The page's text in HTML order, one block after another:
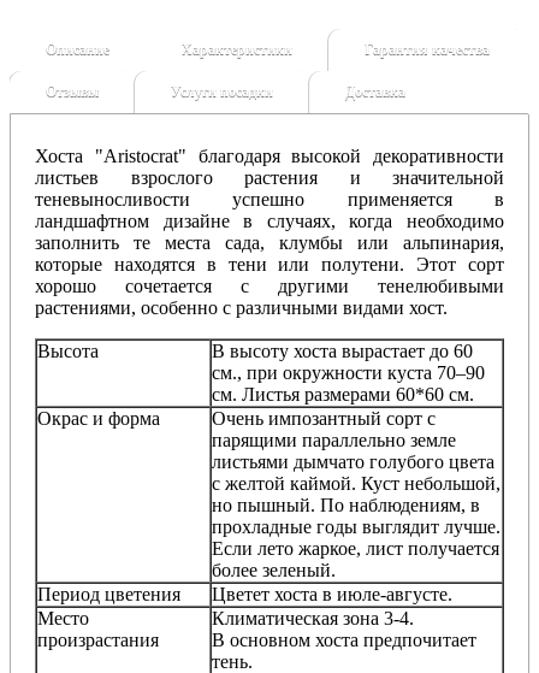
Описание Характеристики Гарантия качества
Отзывы Услуги посадки Доставка
Хоста "Aristocrat" благодаря высокой декоративности
листьев взрослого растения и значительной
теневыносливости успешно применяется в
ландшафтном дизайне в случаях, когда необходимо
заполнить те места сада, клумбы или альпинария,
которые находятся в тени или полутени.Этот сорт
хорошо сочетается с другими тенелюбивыми
растениями, особенно с различными видами хост.
Высота
В высоту хоста вырастает до 60
см., при окружности куста 70–90
см. Листья размерами 60*60 см.
Окрас и форма
Очень импозантный сорт с
парящими параллельно земле
листьями дымчато голубого цвета
с желтой каймой. Куст небольшой,
но пышный. По наблюдениям, в
прохладные годы выглядит лучше.
Если лето жаркое, лист получается
более зеленый.
Период цветения
Цветет хоста в июле-августе.
Место
произрастания
Климатическая зона 3-4.
В основном хоста предпочитает
тень.